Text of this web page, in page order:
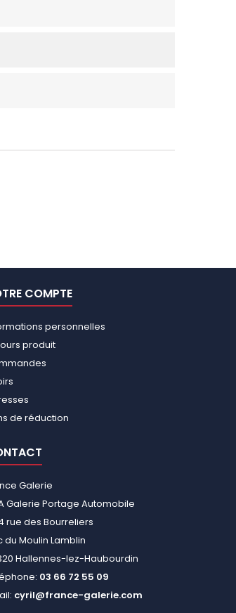
COMPTE
personnelles
produit
de réduction
Galerie
Galerie Portage Automobile
rue des Bourreliers
du Moulin Lamblin
Hallennes-lez-Haubourdin
03 66 72 55 09
cyril@france-galerie.com